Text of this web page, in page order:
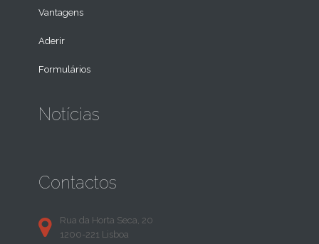
Vantagens
Aderir
Formulários
Notícias
Contactos
Rua da Horta Seca, 20
1200-221 Lisboa